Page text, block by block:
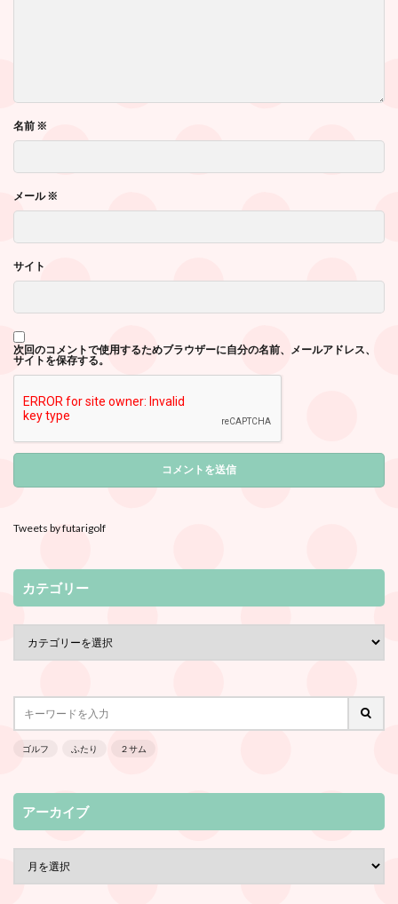
名前 ※
メール※
サイト
次回のコメントで使用するためブラウザーに自分の名前、メールアドレス、
サイトを保存する。
Tweets by futarigolf
カテゴリー
ゴルフ ふたり ２サム
アーカイブ